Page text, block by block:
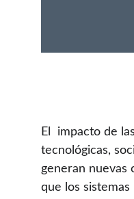
El  impacto de
tecnológicas,
generan nuevas
que los